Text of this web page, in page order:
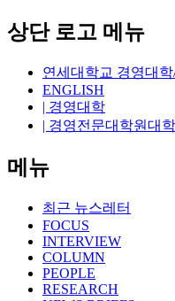
상단 로고 메뉴
연세대학교 경영대
ENGLISH
| 경영대학
| 경영전문대학원대학
메뉴
최근 뉴스레터
FOCUS
INTERVIEW
COLUMN
PEOPLE
RESEARCH